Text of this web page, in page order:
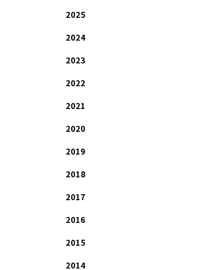
2025
2024
2023
2022
2021
2020
2019
2018
2017
2016
2015
2014